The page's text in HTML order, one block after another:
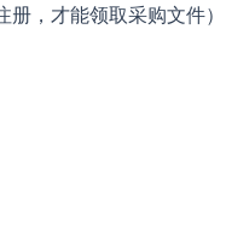
，才能领取采购文件）